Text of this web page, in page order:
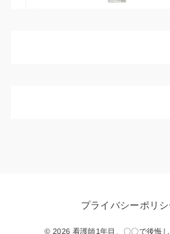
プライバシーポリ
© 2026 看護師1年目、〇〇で後悔